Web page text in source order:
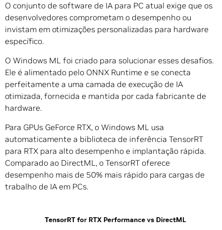
O conjunto de software de IA para PC atual exige que os
desenvolvedores comprometam o desempenho ou
invistam em otimizações personalizadas para hardware
específico.
O Windows ML foi criado para solucionar esses desafios.
Ele é alimentado pelo ONNX Runtime e se conecta
perfeitamente a uma camada de execução de IA
otimizada, fornecida e mantida por cada fabricante de
hardware.
Para GPUs GeForce RTX, o Windows ML usa
automaticamente a biblioteca de inferência TensorRT
para RTX para alto desempenho e implantação rápida.
Comparado ao DirectML, o TensorRT oferece
desempenho mais de 50% mais rápido para cargas de
trabalho de IA em PCs.